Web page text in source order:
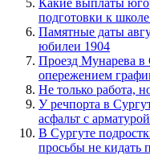
подготовки к
​Памятные даты
юбилеи 1904
​Проезд Мунарева в
опережением
​Не только работа,
​У речпорта в
асфальт с арматурой
В Сургуте
просьбы не кидать